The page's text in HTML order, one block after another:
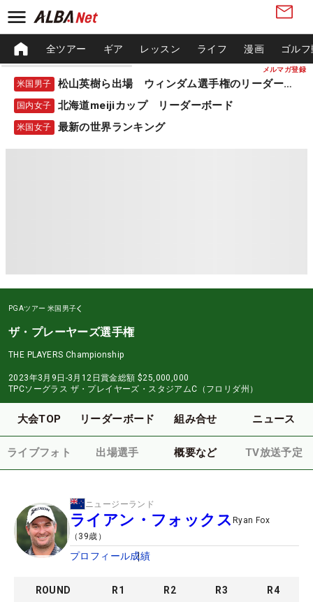
メルマガ登録
全ツアー ギア レッスン ライフ 漫画 ゴル
米国男子 松山英樹ら出場 ウィンダム選手権のリーダーボード
国内女子 北海道meijiカップ リーダーボード
米国女子 最新の世界ランキング
PGAツアー 米国男子
ザ・プレーヤーズ選手権
THE PLAYERS Championship
2023年3月9日-3月12日賞金総額 $25,000,000
TPCソーグラス ザ・プレイヤーズ・スタジアムC（フロリダ州）
大会TOP リーダーボード 組み合せ ニュース
ライブフォト 出場選手 概要など TV放送予定
ニュージーランド
ライアン・フォックス Ryan Fox
（ 39歳）
プロフィール成績
ROUND R1 R2 R3 R4